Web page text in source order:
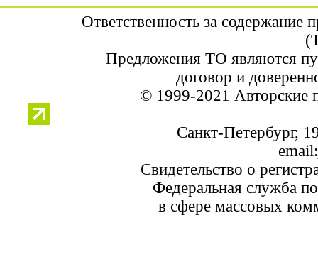
Ответственность за содержание
Предложения ТО являются
договор и
© 1999-2021
Санкт-Петербург,
email:
Свидетельство о
Федеральная служба
в сфере массовых